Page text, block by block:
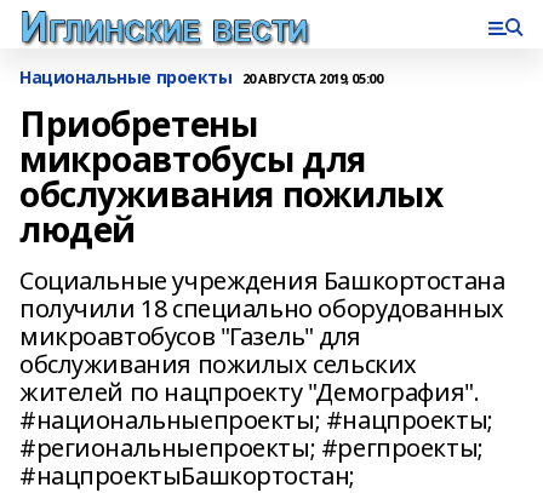
Национальные проекты 20 АВГУСТА 2019, 05:00
Приобретены
микроавтобусы для
обслуживания пожилых
людей
Социальные учреждения Башкортостана
получили 18 специально оборудованных
микроавтобусов "Газель" для
обслуживания пожилых сельских
жителей по нацпроекту "Демография".
#национальныепроекты; #нацпроекты;
#региональныепроекты; #регпроекты;
#нацпроектыБашкортостан;